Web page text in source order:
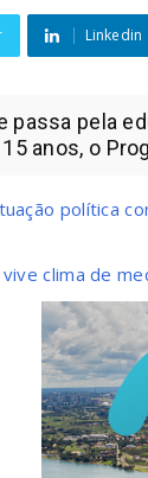
Linkedin
passa pela
anos, o
política
clima de